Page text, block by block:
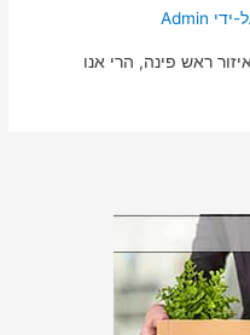
ידי Admin
ראש פינה, הרי אנו